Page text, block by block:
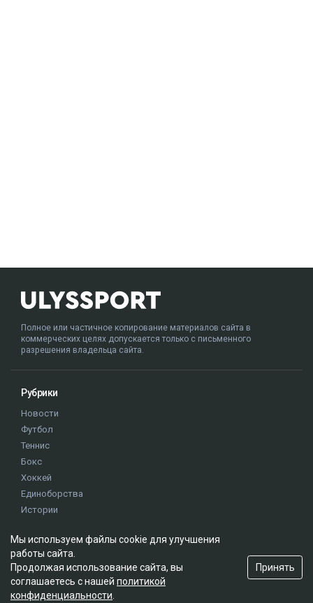
Полное или частичное копирование материалов сайта в
коммерческих целях допускается только с письменного
разрешения владельца сайта.
Рубрики
Новости
Футбол
Теннис
Бокс
Хоккей
Единоборства
Истории
Редакция
О проекте
Мы используем файлы cookie для улучшения
работы сайта.
Продолжая использование сайта, вы
соглашаетесь с нашей политикой
конфиденциальности
Принять